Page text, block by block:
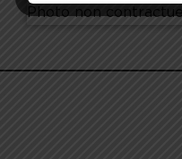
Photo non